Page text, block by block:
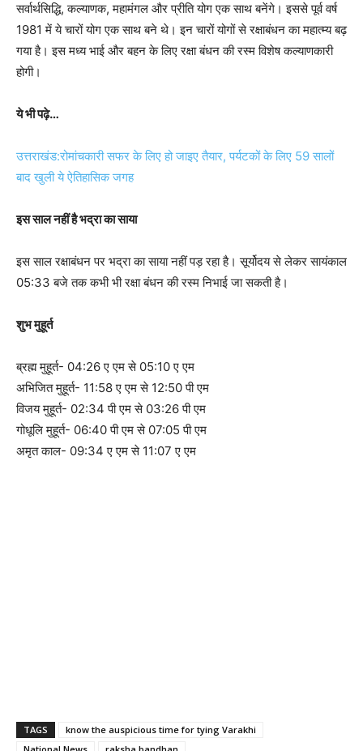
सर्वार्थसिद्धि, कल्याणक, महामंगल और प्रीति योग एक साथ बनेंगे। इससे पूर्व वर्ष
1981 में ये चारों योग एक साथ बने थे। इन चारों योगों से रक्षाबंधन का महात्म्य बढ़
गया है। इस मध्य भाई और बहन के लिए रक्षा बंधन की रस्म विशेष कल्याणकारी
होगी।
ये भी पढ़े…
उत्तराखंड:रोमांचकारी सफर के लिए हो जाइए तैयार, पर्यटकों के लिए 59 सालों
बाद खुली ये ऐतिहासिक जगह
इस साल नहीं है भद्रा का साया
इस साल रक्षाबंधन पर भद्रा का साया नहीं पड़ रहा है। सूर्योदय से लेकर सायंकाल
05:33 बजे तक कभी भी रक्षा बंधन की रस्म निभाई जा सकती है।
शुभ मुहूर्त
ब्रह्म मुहूर्त- 04:26 ए एम से 05:10 ए एम
अभिजित मुहूर्त- 11:58 ए एम से 12:50 पी एम
विजय मुहूर्त- 02:34 पी एम से 03:26 पी एम
गोधूलि मुहूर्त- 06:40 पी एम से 07:05 पी एम
अमृत काल- 09:34 ए एम से 11:07 ए एम
TAGS
know the auspicious time for tying Varakhi